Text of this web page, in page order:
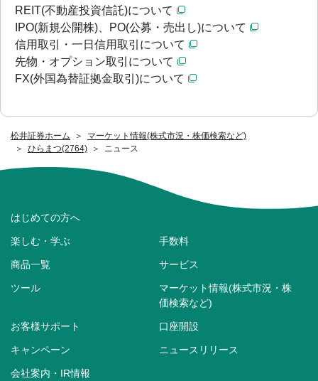
松井証券ホーム
マーケット情報(株式市況・株価検索など)
ひらまつ(2764)
ニュース
REIT(不動産投資信託)について
IPO(新規公開株)、PO(公募・売出し)について
信用取引・一日信用取引について
先物・オプション取引について
FX(外国為替証拠金取引)について
はじめての方へ
楽しむ・学ぶ 手数料
商品一覧 サービス
ツール
マーケット情報(株式市況・株
価検索など)
お客様サポート 口座開設
キャンペーン ニュースリリース
会社案内・IR情報